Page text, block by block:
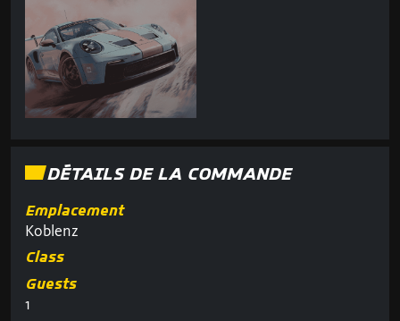
DÉTAILS DE LA COMMANDE
Emplacement
Koblenz
Class
Guests
1